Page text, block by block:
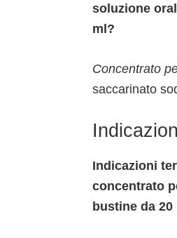
soluzione
ml?
Concentrato
saccarinato
Indicazioni
concentrato
bustine da 20